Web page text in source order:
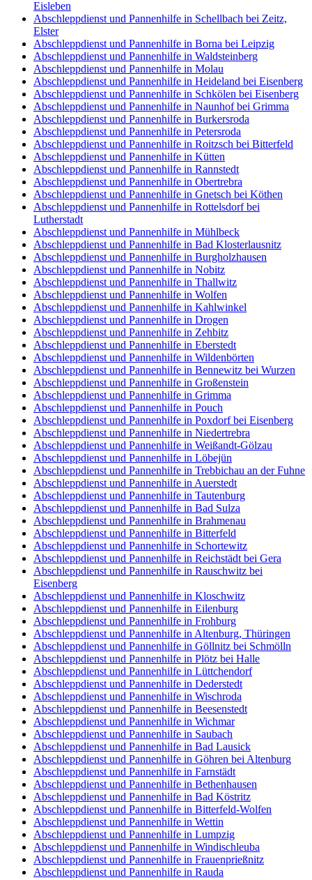
Eisleben
Abschleppdienst und Pannenhilfe in Schellbach bei Zeitz,
Elster
Abschleppdienst und Pannenhilfe in Borna bei Leipzig
Abschleppdienst und Pannenhilfe in Waldsteinberg
Abschleppdienst und Pannenhilfe in Molau
Abschleppdienst und Pannenhilfe in Heideland bei Eisenberg
Abschleppdienst und Pannenhilfe in Schkölen bei Eisenberg
Abschleppdienst und Pannenhilfe in Naunhof bei Grimma
Abschleppdienst und Pannenhilfe in Burkersroda
Abschleppdienst und Pannenhilfe in Petersroda
Abschleppdienst und Pannenhilfe in Roitzsch bei Bitterfeld
Abschleppdienst und Pannenhilfe in Kütten
Abschleppdienst und Pannenhilfe in Rannstedt
Abschleppdienst und Pannenhilfe in Obertrebra
Abschleppdienst und Pannenhilfe in Gnetsch bei Köthen
Abschleppdienst und Pannenhilfe in Rottelsdorf bei
Lutherstadt
Abschleppdienst und Pannenhilfe in Mühlbeck
Abschleppdienst und Pannenhilfe in Bad Klosterlausnitz
Abschleppdienst und Pannenhilfe in Burgholzhausen
Abschleppdienst und Pannenhilfe in Nobitz
Abschleppdienst und Pannenhilfe in Thallwitz
Abschleppdienst und Pannenhilfe in Wolfen
Abschleppdienst und Pannenhilfe in Kahlwinkel
Abschleppdienst und Pannenhilfe in Drogen
Abschleppdienst und Pannenhilfe in Zehbitz
Abschleppdienst und Pannenhilfe in Eberstedt
Abschleppdienst und Pannenhilfe in Wildenbörten
Abschleppdienst und Pannenhilfe in Bennewitz bei Wurzen
Abschleppdienst und Pannenhilfe in Großenstein
Abschleppdienst und Pannenhilfe in Grimma
Abschleppdienst und Pannenhilfe in Pouch
Abschleppdienst und Pannenhilfe in Poxdorf bei Eisenberg
Abschleppdienst und Pannenhilfe in Niedertrebra
Abschleppdienst und Pannenhilfe in Weißandt-Gölzau
Abschleppdienst und Pannenhilfe in Löbejün
Abschleppdienst und Pannenhilfe in Trebbichau an der Fuhne
Abschleppdienst und Pannenhilfe in Auerstedt
Abschleppdienst und Pannenhilfe in Tautenburg
Abschleppdienst und Pannenhilfe in Bad Sulza
Abschleppdienst und Pannenhilfe in Brahmenau
Abschleppdienst und Pannenhilfe in Bitterfeld
Abschleppdienst und Pannenhilfe in Schortewitz
Abschleppdienst und Pannenhilfe in Reichstädt bei Gera
Abschleppdienst und Pannenhilfe in Rauschwitz bei
Eisenberg
Abschleppdienst und Pannenhilfe in Kloschwitz
Abschleppdienst und Pannenhilfe in Eilenburg
Abschleppdienst und Pannenhilfe in Frohburg
Abschleppdienst und Pannenhilfe in Altenburg, Thüringen
Abschleppdienst und Pannenhilfe in Göllnitz bei Schmölln
Abschleppdienst und Pannenhilfe in Plötz bei Halle
Abschleppdienst und Pannenhilfe in Lüttchendorf
Abschleppdienst und Pannenhilfe in Dederstedt
Abschleppdienst und Pannenhilfe in Wischroda
Abschleppdienst und Pannenhilfe in Beesenstedt
Abschleppdienst und Pannenhilfe in Wichmar
Abschleppdienst und Pannenhilfe in Saubach
Abschleppdienst und Pannenhilfe in Bad Lausick
Abschleppdienst und Pannenhilfe in Göhren bei Altenburg
Abschleppdienst und Pannenhilfe in Farnstädt
Abschleppdienst und Pannenhilfe in Bethenhausen
Abschleppdienst und Pannenhilfe in Bad Köstritz
Abschleppdienst und Pannenhilfe in Bitterfeld-Wolfen
Abschleppdienst und Pannenhilfe in Wettin
Abschleppdienst und Pannenhilfe in Lumpzig
Abschleppdienst und Pannenhilfe in Windischleuba
Abschleppdienst und Pannenhilfe in Frauenprießnitz
Abschleppdienst und Pannenhilfe in Rauda